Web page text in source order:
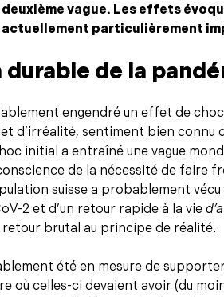
deuxième vague. Les effets
actuellement particulièrement
durable de la
engendré un effet de
d’irréalité, sentiment bien connu
initial a entraîné une vague
de la nécessité de faire
suisse a probablement vécu
2 et d’un retour rapide à la vie
retour brutal au principe de réalité.
été en mesure de
où celles-ci devaient avoir (du